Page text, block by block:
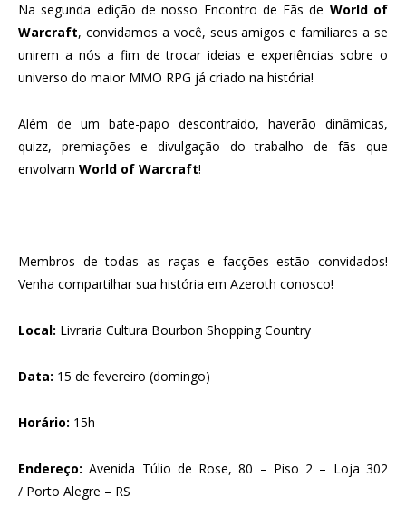
Na segunda edição de nosso Encontro de Fãs de World of
Warcraft, convidamos a você, seus amigos e familiares a se
unirem a nós a fim de trocar ideias e experiências sobre o
universo do maior MMO RPG já criado na história!
Além de um bate-papo descontraído, haverão dinâmicas,
quizz, premiações e divulgação do trabalho de fãs que
envolvam World of Warcraft!
Membros de todas as raças e facções estão convidados!
Venha compartilhar sua história em Azeroth conosco!
Local: Livraria Cultura Bourbon Shopping Country
Data: 15 de fevereiro (domingo)
Horário: 15h
Endereço: Avenida Túlio de Rose, 80 – Piso 2 – Loja 302
/ Porto Alegre – RS